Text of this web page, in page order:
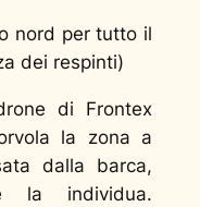
nord per tutto il
dei respinti)
di Frontex
la zona a
dalla barca,
la individua.